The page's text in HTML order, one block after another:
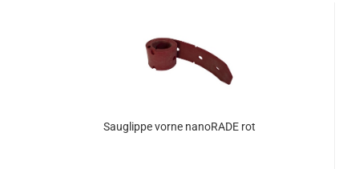
Sauglippe vorne nanoRADE rot